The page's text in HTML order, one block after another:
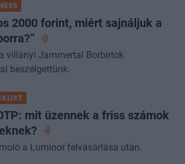
2000 forint, miért sajnáljuk a
villányi Jammertal Borbirtok
beszélgettünk.
mit üzennek a friss számok
a Luminor felvásárlása után.